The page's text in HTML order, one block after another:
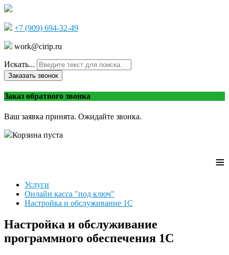
+7 (909) 694-32-49
work@cirip.ru
Искать...
Заказать звонок
Заказ обратного звонка
Ваш заявка принята. Ожидайте звонка.
Корзина пуста
≡
Услуги
Онлайн касса "под ключ"
Настройка и обслуживание 1С
Настройка и обслуживание
программного обеспечения 1С